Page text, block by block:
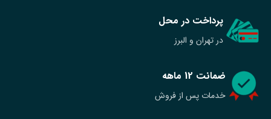
ضمانت 12 ماهه
خدمات پس از فروش
پرداخت در محل
در تهران و البرز